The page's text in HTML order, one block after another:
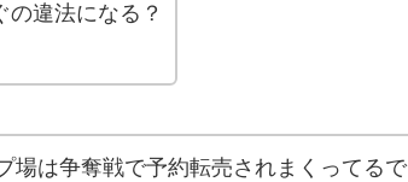
の違法になる？
場は争奪戦で予約転売されまくってるで